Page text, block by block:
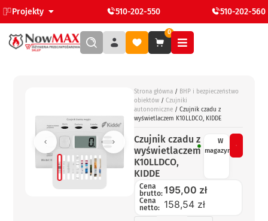
Projekty 510-202-550 510-202-560
0
Strona główna / BHP i bezpieczeństwo
obiektów / Czujniki
autonomiczne / Czujnik czadu z
wyświetlaczem K10LLDCO, KIDDE
Czujnik czadu z
wyświetlaczem
K10LLDCO,
KIDDE
W
magazynie
Cena
brutto:195,00 zł
Cena
netto: 158,54 zł